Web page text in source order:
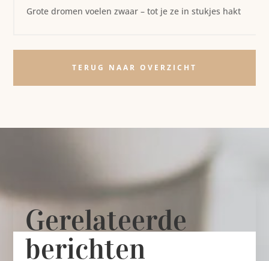
Grote dromen voelen zwaar – tot je ze in stukjes hakt
TERUG NAAR OVERZICHT
Gerelateerde
berichten